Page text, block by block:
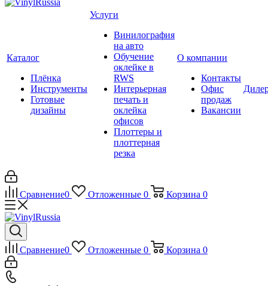
Каталог
Плёнка
Инструменты
Готовые
дизайны
Услуги
Винилография
на авто
Обучение
оклейке в
RWS
Интерьерная
печать и
оклейка
офисов
Плоттеры и
плоттерная
резка
О компании
Контакты
Офис
продаж
Вакансии
Сравнение0 Отложенные 0 Корзина 0
Сравнение0 Отложенные 0 Корзина 0